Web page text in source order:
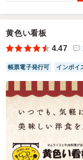
説明会時お弁当とし
りに配達も頂けまし
ンナップが豊富なの
あればまた注文した
参加者の年齢：30代～
神奈川県相模原市南区
蘭麻の口コミをもっと見
黄色い看板
4.47
帳票電子発行可 インボイ